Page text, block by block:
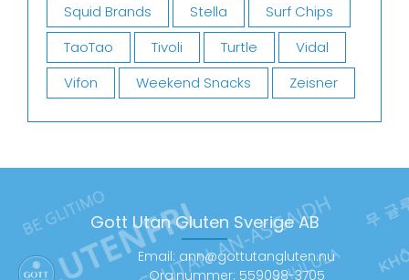
Squid Brands
Stella
Surf Chips
TaoTao
Tivoli Turtle
Vidal
Vifon
Weekend Snacks Zeisner
Gott Utan Gluten Sverige AB
Email: ann@gottutangluten.nu
Org.nummer: 559098-3705